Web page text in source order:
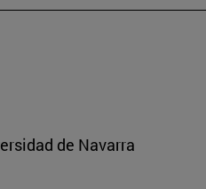
de Navarra